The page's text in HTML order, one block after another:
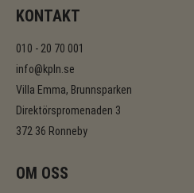
KONTAKT
010 - 20 70 001
info@kpln.se
Villa Emma, Brunnsparken
Direktörspromenaden 3
372 36 Ronneby
OM OSS